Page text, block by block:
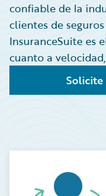
confiable de la
clientes de
InsuranceSuite es
cuanto a
Solicite